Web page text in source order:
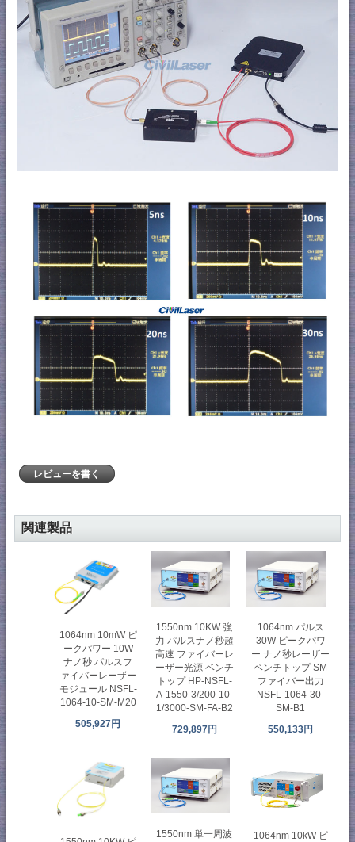
レビューを書く
関連製品
1064nm 10mW ピ
ークパワー 10W
ナノ秒 パルスフ
ァイバーレーザー
モジュール NSFL-
1064-10-SM-M20
505,927円
1550nm 10KW 強
力 パルスナノ秒超
高速 ファイバーレ
ーザー光源 ベンチ
トップ HP-NSFL-
A-1550-3/200-10-
1/3000-SM-FA-B2
729,897円
1064nm パルス
30W ピークパワ
ー ナノ秒レーザー
ベンチトップ SM
ファイバー出力
NSFL-1064-30-
SM-B1
550,133円
1550nm 単一周波
1064nm 10kW ピ